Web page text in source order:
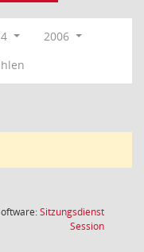
2006
Sitzungsdienst
Session(Wird in